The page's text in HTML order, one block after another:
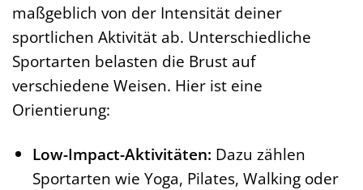
maßgeblich von der Intensität deiner
sportlichen Aktivität ab. Unterschiedliche
Sportarten belasten die Brust auf
verschiedene Weisen. Hier ist eine
Orientierung:
Low-Impact-Aktivitäten: Dazu zählen
Sportarten wie Yoga, Pilates, Walking oder